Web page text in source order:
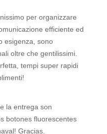
per organizzare
efficiente ed
esigenza, sono
oltre che gentilissimi.
tempi super rapidi
la entrega son
botones fluorescentes
Gracias.